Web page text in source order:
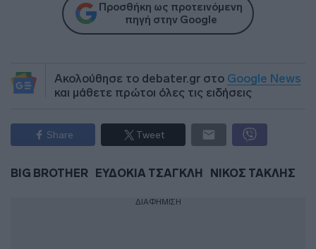
Προσθήκη ως προτεινόμενη
πηγή στην Google
Ακολούθησε το debater.gr στο Google News
και μάθετε πρώτοι όλες τις ειδήσεις
Share Tweet
BIG BROTHER ΕΥΔΟΚΙΑ ΤΣΑΓΚΛΗ ΝΙΚΟΣ ΤΑΚΛΗΣ
ΔΙΑΦΗΜΙΣΗ